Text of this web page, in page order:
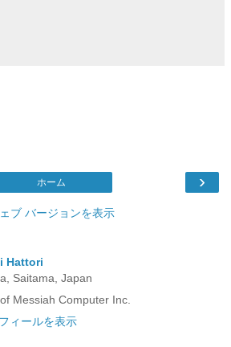
›
ホーム
ブ バージョンを表示
Hattori
Saitama, Japan
Messiah Computer Inc.
ィールを表示